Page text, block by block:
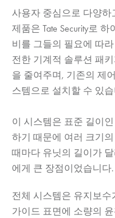
사용자 중심으로 다양하
제품은 Tate Security로
비를 그들의 필요에 따
전한 기계적 솔루션 패
을 줄여주며, 기존의 제
스템으로 설치할 수 있
이 시스템은 표준 길이
하기 때문에 여러 크기
때마다 유닛의 길이가
에게 큰 장점이었습니다.
전체 시스템은 유지보수
가이드 표면에 소량의